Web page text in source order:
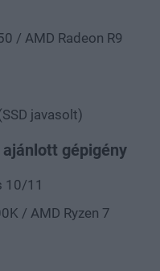
/ AMD Radeon R9
javasolt)
ajánlott gépigény
10/11
/ AMD Ryzen 7